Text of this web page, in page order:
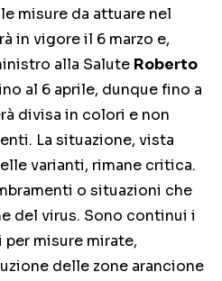
misure da attuare nel
in vigore il 6 marzo e,
alla Salute Roberto
al 6 aprile, dunque fino a
divisa in colori e non
La situazione, vista
varianti, rimane critica.
o situazioni che
del virus. Sono continui i
misure mirate,
delle zone arancione